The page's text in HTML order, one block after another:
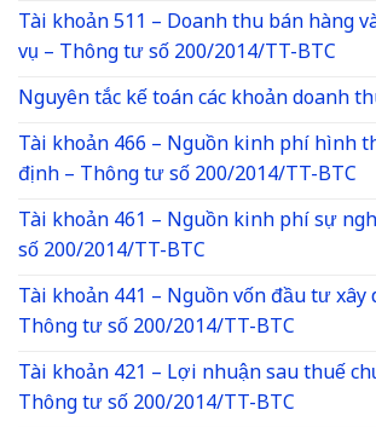
Tài khoản 511 – Doanh thu bán hàng
vụ – Thông tư số 200/2014/TT-BTC
Nguyên tắc kế toán các khoản doanh
Tài khoản 466 – Nguồn kinh phí hình
định – Thông tư số 200/2014/TT-BTC
Tài khoản 461 – Nguồn kinh phí sự
số 200/2014/TT-BTC
Tài khoản 441 – Nguồn vốn đầu tư
Thông tư số 200/2014/TT-BTC
Tài khoản 421 – Lợi nhuận sau thuế
Thông tư số 200/2014/TT-BTC